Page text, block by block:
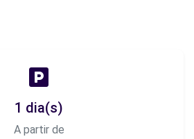
1 dia(s)
A partir de